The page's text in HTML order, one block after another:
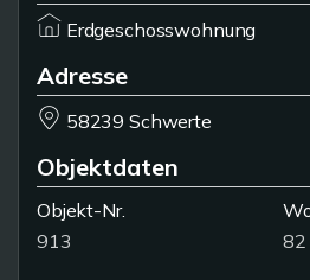
Erdgeschosswohnung
Adresse
58239 Schwerte
Objektdaten
Objekt-Nr.
913
82